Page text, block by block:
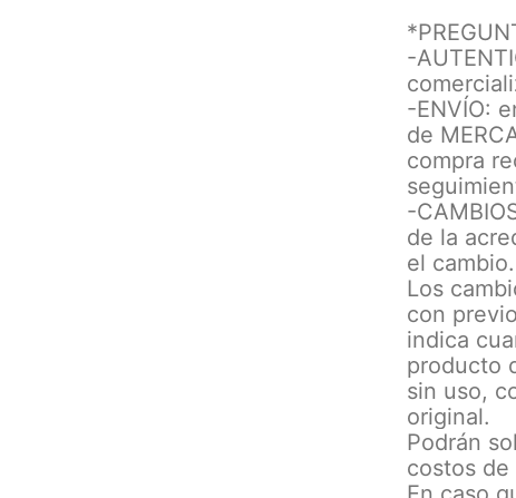
-
-ENVÍO:
de
compra
-
de la
el cambio.
Los
con
indica
producto
sin uso,
original.
Podrán
costos